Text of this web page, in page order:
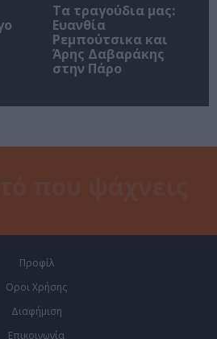
Τα τραγούδια μας:
Ευανθία
Ρεμπούτσικα και
Άρης Δαβαράκης
στην Πάρο
Προφίλ
Οροι Χρήσης
Διαφήμιση
Επικοινωνία